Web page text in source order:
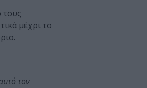
τους
μέχρι το
τον